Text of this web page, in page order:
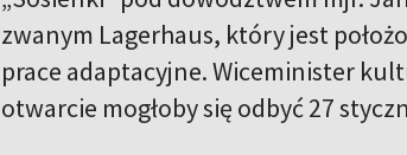
zwanym Lagerhaus, który jest
prace adaptacyjne. Wiceminister
otwarcie mogłoby się odbyć 27